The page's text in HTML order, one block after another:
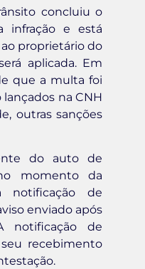
concluiu o
infração e está
proprietário do
aplicada. Em
que a multa foi
na CNH
outras sanções
do auto de
momento da
notificação de
enviado após
notificação de
recebimento